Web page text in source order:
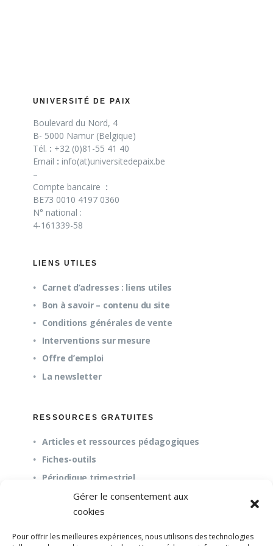
Gérer le consentement aux
cookies
Pour offrir les meilleures expériences, nous utilisons des technologies
UNIVERSITÉ DE PAIX
Boulevard du Nord, 4
B- 5000 Namur (Belgique)
Tél. : +32 (0)81-55 41 40
Email : info(at)universitedepaix.be
–
Compte bancaire :
BE73 0010 4197 0360
N° national :
4-161339-58
LIENS UTILES
Carnet d’adresses : liens utiles
Bon à savoir – contenu du site
Conditions générales de vente
Interventions sur mesure
Offre d’emploi
La newsletter
RESSOURCES GRATUITES
Articles et ressources pédagogiques
Fiches-outils
Périodique trimestriel
À propos